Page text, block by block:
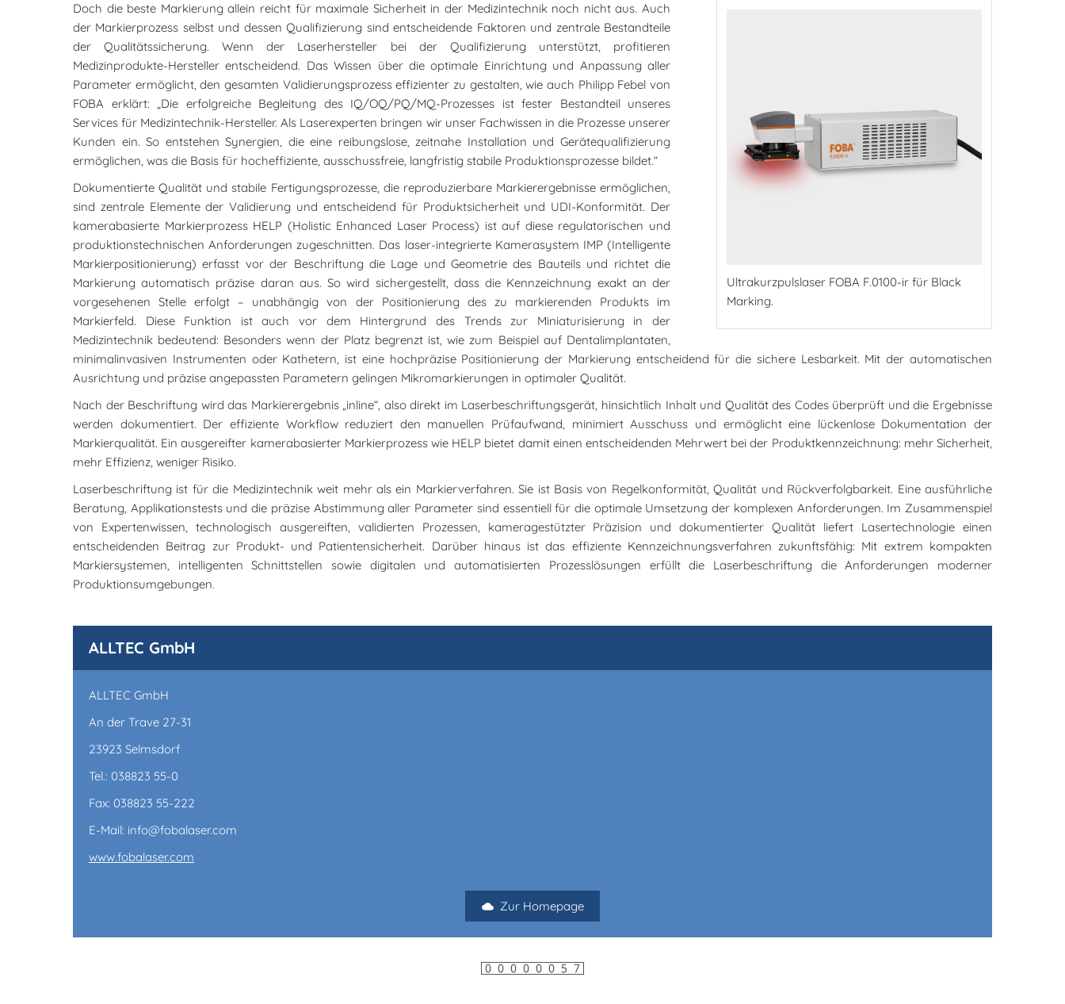
Ultrakurzpulslaser FOBA F.0100-ir für Black
Marking.
Doch die beste Markierung allein reicht für maximale Sicherheit in der Medizintechnik noch nicht aus. Auch
der Markierprozess selbst und dessen Qualifizierung sind entscheidende Faktoren und zentrale Bestandteile
der Qualitätssicherung. Wenn der Laserhersteller bei der Qualifizierung unterstützt, profitieren
Medizinprodukte-Hersteller entscheidend. Das Wissen über die optimale Einrichtung und Anpassung aller
Parameter ermöglicht, den gesamten Validierungsprozess effizienter zu gestalten, wie auch Philipp Febel von
FOBA erklärt: „Die erfolgreiche Begleitung des IQ/OQ/PQ/MQ-Prozesses ist fester Bestandteil unseres
Services für Medizintechnik-Hersteller. Als Laserexperten bringen wir unser Fachwissen in die Prozesse unserer
Kunden ein. So entstehen Synergien, die eine reibungslose, zeitnahe Installation und Gerätequalifizierung
ermöglichen, was die Basis für hocheffiziente, ausschussfreie, langfristig stabile Produktionsprozesse bildet.“
Dokumentierte Qualität und stabile Fertigungsprozesse, die reproduzierbare Markierergebnisse ermöglichen,
sind zentrale Elemente der Validierung und entscheidend für Produktsicherheit und UDI-Konformität. Der
kamerabasierte Markierprozess HELP (Holistic Enhanced Laser Process) ist auf diese regulatorischen und
produktionstechnischen Anforderungen zugeschnitten. Das laser-integrierte Kamerasystem IMP (Intelligente
Markierpositionierung) erfasst vor der Beschriftung die Lage und Geometrie des Bauteils und richtet die
Markierung automatisch präzise daran aus. So wird sichergestellt, dass die Kennzeichnung exakt an der
vorgesehenen Stelle erfolgt – unabhängig von der Positionierung des zu markierenden Produkts im
Markierfeld. Diese Funktion ist auch vor dem Hintergrund des Trends zur Miniaturisierung in der
Medizintechnik bedeutend: Besonders wenn der Platz begrenzt ist, wie zum Beispiel auf Dentalimplantaten,
minimalinvasiven Instrumenten oder Kathetern, ist eine hochpräzise Positionierung der Markierung entscheidend für die sichere Lesbarkeit. Mit der automatischen
Ausrichtung und präzise angepassten Parametern gelingen Mikromarkierungen in optimaler Qualität.
Nach der Beschriftung wird das Markierergebnis „inline“, also direkt im Laserbeschriftungsgerät, hinsichtlich Inhalt und Qualität des Codes überprüft und die Ergebnisse
werden dokumentiert. Der effiziente Workflow reduziert den manuellen Prüfaufwand, minimiert Ausschuss und ermöglicht eine lückenlose Dokumentation der
Markierqualität. Ein ausgereifter kamerabasierter Markierprozess wie HELP bietet damit einen entscheidenden Mehrwert bei der Produktkennzeichnung: mehr Sicherheit,
mehr Effizienz, weniger Risiko.
Laserbeschriftung ist für die Medizintechnik weit mehr als ein Markierverfahren. Sie ist Basis von Regelkonformität, Qualität und Rückverfolgbarkeit. Eine ausführliche
Beratung, Applikationstests und die präzise Abstimmung aller Parameter sind essentiell für die optimale Umsetzung der komplexen Anforderungen. Im Zusammenspiel
von Expertenwissen, technologisch ausgereiften, validierten Prozessen, kameragestützter Präzision und dokumentierter Qualität liefert Lasertechnologie einen
entscheidenden Beitrag zur Produkt- und Patientensicherheit. Darüber hinaus ist das effiziente Kennzeichnungsverfahren zukunftsfähig: Mit extrem kompakten
Markiersystemen, intelligenten Schnittstellen sowie digitalen und automatisierten Prozesslösungen erfüllt die Laserbeschriftung die Anforderungen moderner
Produktionsumgebungen.
ALLTEC GmbH
ALLTEC GmbH
An der Trave 27-31
23923 Selmsdorf
Tel.: 038823 55-0
Fax: 038823 55-222
E-Mail: info@fobalaser.com
www.fobalaser.com
Zur Homepage